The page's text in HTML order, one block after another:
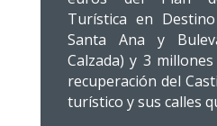
Turística en
Santa Ana y
Calzada) y 3
recuperación del
turístico y sus calles